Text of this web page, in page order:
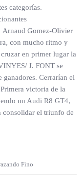
categorías.
Arnaud Gomez-Olivier
con mucho ritmo y
en primer lugar la
J. FONT se
ganadores. Cerrarían el
victoria de la
un Audi R8 GT4,
consolidar el triunfo de
Fino